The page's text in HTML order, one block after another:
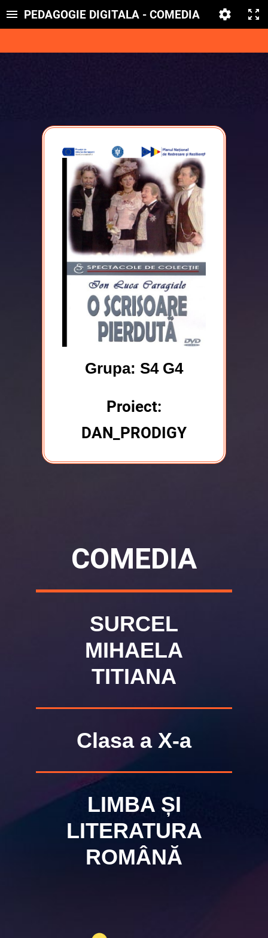
PEDAGOGIE DIGITALA - COMEDIA
Grupa: S4 G4
Proiect:
DAN_PRODIGY
COMEDIA
SURCEL
MIHAELA
TITIANA
Clasa a X-a
LIMBA ȘI
LITERATURA
ROMÂNĂ